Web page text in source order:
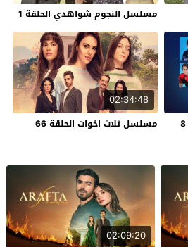
مسلسل النجوم شواهدي الحلقة 1
02:34:48
مسلسل ثلاث اخوات الحلقة 66
02:09:20